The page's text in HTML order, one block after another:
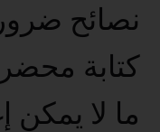
نصائح
كتابة محضر
ما لا يمكن